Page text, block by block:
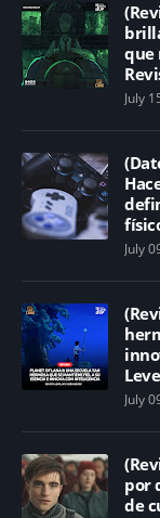
que
July
July
July
por
de